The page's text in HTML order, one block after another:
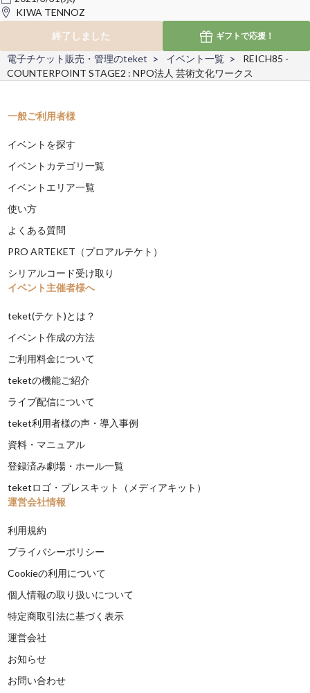
KIWA TENNOZ
終了しました
ギフトで応援！
電子チケット販売・管理のteket イベント一覧
REICH85 -
COUNTERPOINT STAGE2 : NPO法人 芸術文化ワークス
一般ご利用者様
イベントを探す
イベントカテゴリ一覧
イベントエリア一覧
使い方
よくある質問
PRO ARTEKET（プロアルテケト）
シリアルコード受け取り
イベント主催者様へ
teket(テケト)とは？
イベント作成の方法
ご利用料金について
teketの機能ご紹介
ライブ配信について
teket利用者様の声・導入事例
資料・マニュアル
登録済み劇場・ホール一覧
teketロゴ・プレスキット（メディアキット）
運営会社情報
利用規約
プライバシーポリシー
Cookieの利用について
個人情報の取り扱いについて
特定商取引法に基づく表示
運営会社
お知らせ
お問い合わせ